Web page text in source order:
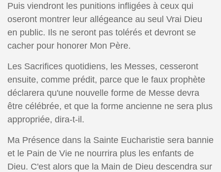
Puis viendront les punitions infligées à ceux qui
oseront montrer leur allégeance au seul Vrai Dieu
en public. Ils ne seront pas tolérés et devront se
cacher pour honorer Mon Père.
Les Sacrifices quotidiens, les Messes, cesseront
ensuite, comme prédit, parce que le faux prophète
déclarera qu'une nouvelle forme de Messe devra
être célébrée, et que la forme ancienne ne sera plus
appropriée, dira-t-il.
Ma Présence dans la Sainte Eucharistie sera bannie
et le Pain de Vie ne nourrira plus les enfants de
Dieu. C'est alors que la Main de Dieu descendra sur